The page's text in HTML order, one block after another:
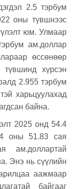
2.5 тэрбум
оны түвшнээс
юм. Улмаар
ам.доллар
өссөнөөр
хүрсэн
2.955 тэрбум
харьцуулахад
байна.
2025 онд 54.4
оны 51.83 сая
ам.доллартай
Энэ нь сүүлийн
аажмаар
байгааг